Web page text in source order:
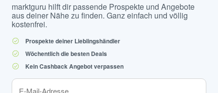
marktguru hilft dir passende Prospekte und Angebote
aus deiner Nähe zu finden. Ganz einfach und völlig
kostenfrei.
Prospekte deiner Lieblingshändler
Wöchentlich die besten Deals
Kein Cashback Angebot verpassen